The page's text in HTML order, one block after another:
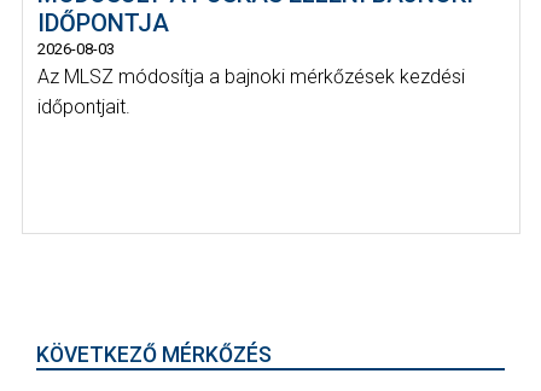
IDŐPONTJA
2026-08-03
Az MLSZ módosítja a bajnoki mérkőzések kezdési
időpontjait.
KÖVETKEZŐ MÉRKŐZÉS